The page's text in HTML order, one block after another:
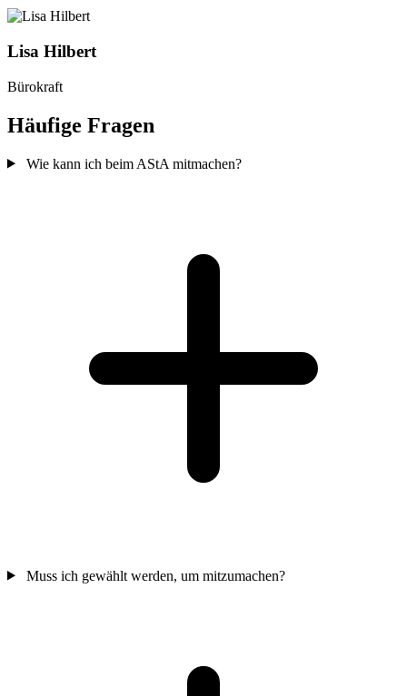
Lisa Hilbert
Bürokraft
Häufige Fragen
Wie kann ich beim AStA mitmachen?
Muss ich gewählt werden, um mitzumachen?